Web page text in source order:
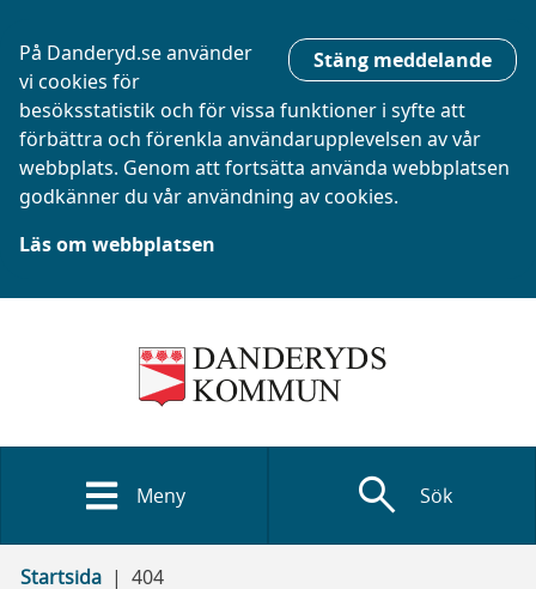
Stäng meddelande
På Danderyd.se använder
vi cookies för
besöksstatistik och för vissa funktioner i syfte att
förbättra och förenkla användarupplevelsen av vår
webbplats. Genom att fortsätta använda webbplatsen
godkänner du vår användning av cookies.
Läs om webbplatsen
Meny search Sök
Startsida 404